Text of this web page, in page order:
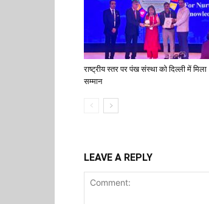
राष्ट्रीय स्तर पर पंख संस्था को दिल्ली में मिला
सम्मान
LEAVE A REPLY